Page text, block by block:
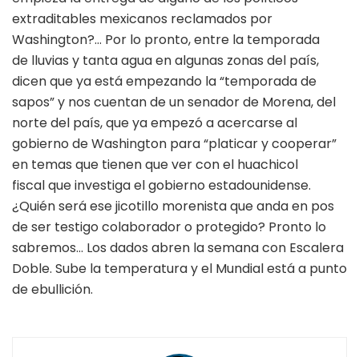
extraditables mexicanos reclamados por
Washington?… Por lo pronto, entre la temporada
de lluvias y tanta agua en algunas zonas del país,
dicen que ya está empezando la “temporada de
sapos” y nos cuentan de un senador de Morena, del
norte del país, que ya empezó a acercarse al
gobierno de Washington para “platicar y cooperar”
en temas que tienen que ver con el huachicol
fiscal que investiga el gobierno estadounidense.
¿Quién será ese jicotillo morenista que anda en pos
de ser testigo colaborador o protegido? Pronto lo
sabremos… Los dados abren la semana con Escalera
Doble. Sube la temperatura y el Mundial está a punto
de ebullición.